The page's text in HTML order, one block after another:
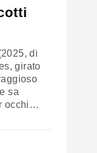
di
girato
sa
occhio